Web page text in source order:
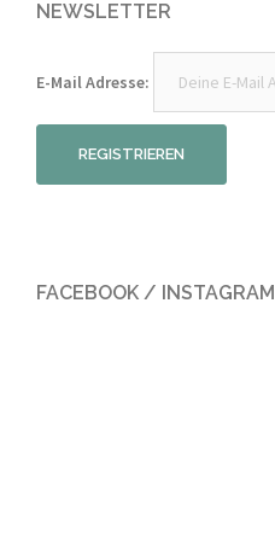
NEWSLETTER
E-Mail Adresse:
FACEBOOK / INSTAGRAM